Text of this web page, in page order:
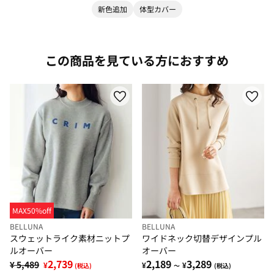
新色追加 体型カバー
この商品を見ている方におすすめ
MAX50%off
BELLUNA
スウェットライク素材ニットプ
ルオーバー
¥ 5,489 ¥2,739 (税込)
BELLUNA
ワイドネック切替デザインプル
オーバー
¥2,189 ～ ¥3,289 (税込)